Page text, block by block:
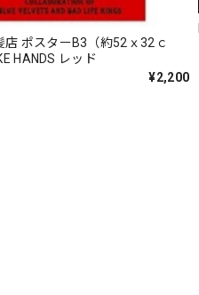
店 ポスターB3（約52ｘ32ｃ
HANDS レッド
¥2,200